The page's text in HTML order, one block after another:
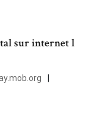
sur internet l